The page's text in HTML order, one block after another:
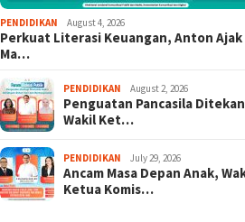
Ketua KONI Apresiasi Atlet
Panjat Tebing Terlibat
Pengibaran Merah Putih
Raksasa
PENDIDIKAN August 4, 2026
Perkuat Literasi Keuangan, Anton Ajak
Ma…
PENDIDIKAN August 2, 2026
Penguatan Pancasila
Wakil Ket…
PENDIDIKAN July 29, 2026
Ancam Masa Depan Anak,
Ketua Komis…